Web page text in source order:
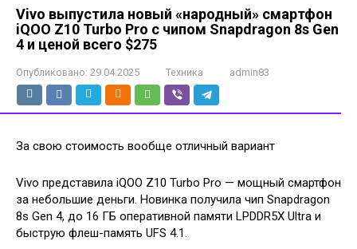
Vivo выпустила новый «народный» смартфон
iQOO Z10 Turbo Pro с чипом Snapdragon 8s Gen
4 и ценой всего $275
Опубликовано: 29.04.2025 Техника admin83
За свою стоимость вообще отличный вариант
Vivo представила iQOO Z10 Turbo Pro — мощный смартфон
за небольшие деньги. Новинка получила чип Snapdragon
8s Gen 4, до 16 ГБ оперативной памяти LPDDR5X Ultra и
быструю флеш-память UFS 4.1.